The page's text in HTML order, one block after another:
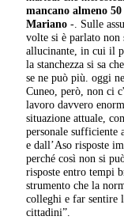
mancano almeno
Mariano -. Sulle
volte si è parlato
allucinante, in cui il
la stanchezza si sa
se ne può più. oggi
Cuneo, però, non ci
lavoro davvero
situazione attuale,
personale sufficiente
e dall’Aso risposte
perché così non si
risposte entro tempi
strumento che la
colleghi e far sentire
cittadini”.